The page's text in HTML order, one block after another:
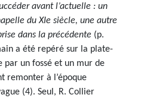
avant l’actuelle : un
du XIe siècle, une autre
dans la précédente (p.
a été repéré sur la plate-
par un fossé et un mur de
remonter à l’époque
(4). Seul, R. Collier